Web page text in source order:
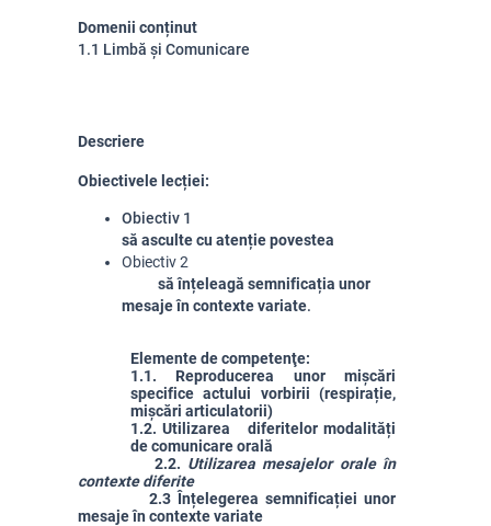
Domenii conținut
1.1 Limbă și Comunicare
Descriere
Obiectivele lecției:
Obiectiv 1
să asculte cu atenție povestea
Obiectiv 2
să înțeleagă semnificația unor
mesaje în contexte variate.
Elemente de competenţe:
1.1. Reproducerea unor mișcări
specifice actului vorbirii (respirație,
mișcări articulatorii)
1.2. Utilizarea diferitelor modalități
de comunicare orală
2.2. Utilizarea mesajelor orale în
contexte diferite
2.3 Înțelegerea semnificației unor
mesaje în contexte variate